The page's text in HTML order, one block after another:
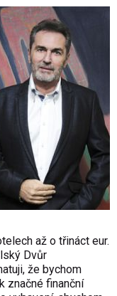
až o třináct eur.
Dvůr
že bychom
značné finanční